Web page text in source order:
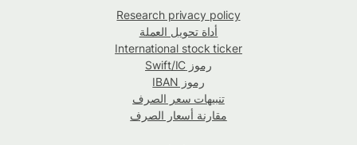
Research privacy policy
أداة تحويل العملة
International stock ticker
رموز Swift/IC
رموز IBAN
تنبيهات سعر الصرف
مقارنة أسعار الصرف